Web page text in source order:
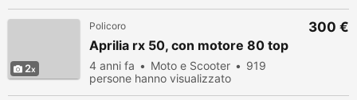
2
Policoro
Aprilia rx 50, con motore 80 top
4 anni fa Moto e Scooter
919
persone hanno visualizzato
300 €